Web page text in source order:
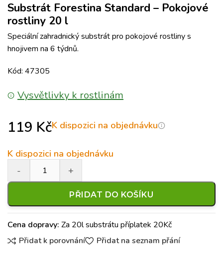
Substrát Forestina Standard – Pokojové
rostliny 20 l
Speciální zahradnický substrát pro pokojové rostliny s
hnojivem na 6 týdnů.
Kód: 47305
Vysvětlivky k rostlinám
119 KčK dispozici na objednávku
K dispozici na objednávku
PŘIDAT DO KOŠÍKU
Cena dopravy: Za 20l substrátu příplatek 20Kč
Přidat k porovnání
Přidat na seznam přání